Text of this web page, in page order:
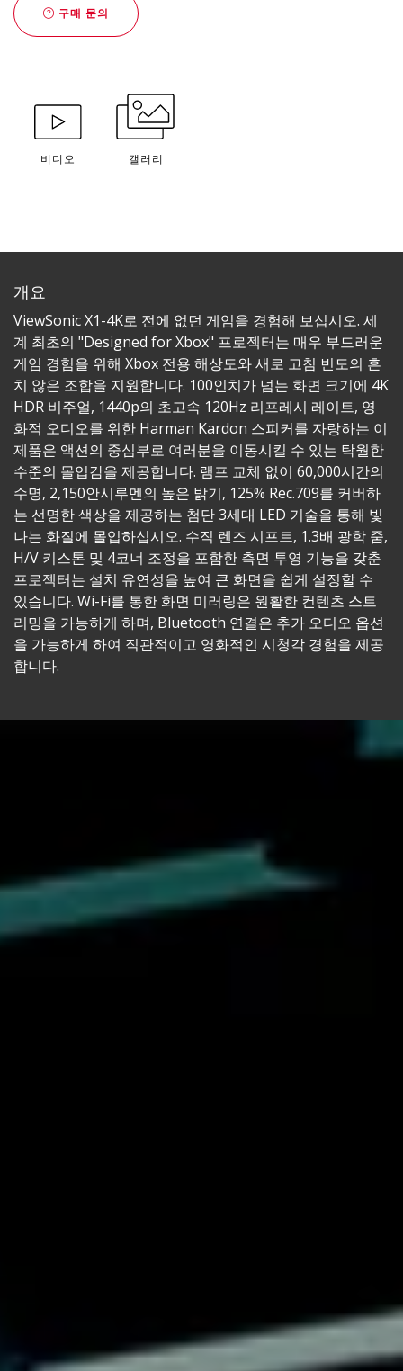
구매 문의
비디오 갤러리
개요
ViewSonic X1-4K로 전에 없던 게임을 경험해 보십시오. 세
계 최초의 "Designed for Xbox" 프로젝터는 매우 부드러운
게임 경험을 위해 Xbox 전용 해상도와 새로 고침 빈도의 흔
치 않은 조합을 지원합니다. 100인치가 넘는 화면 크기에 4K
HDR 비주얼, 1440p의 초고속 120Hz 리프레시 레이트, 영
화적 오디오를 위한 Harman Kardon 스피커를 자랑하는 이
제품은 액션의 중심부로 여러분을 이동시킬 수 있는 탁월한
수준의 몰입감을 제공합니다. 램프 교체 없이 60,000시간의
수명, 2,150안시루멘의 높은 밝기, 125% Rec.709를 커버하
는 선명한 색상을 제공하는 첨단 3세대 LED 기술을 통해 빛
나는 화질에 몰입하십시오. 수직 렌즈 시프트, 1.3배 광학 줌,
H/V 키스톤 및 4코너 조정을 포함한 측면 투영 기능을 갖춘
프로젝터는 설치 유연성을 높여 큰 화면을 쉽게 설정할 수
있습니다. Wi-Fi를 통한 화면 미러링은 원활한 컨텐츠 스트
리밍을 가능하게 하며, Bluetooth 연결은 추가 오디오 옵션
을 가능하게 하여 직관적이고 영화적인 시청각 경험을 제공
합니다. ​